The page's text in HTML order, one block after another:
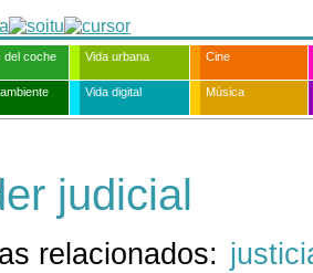
del coche Vida urbana Cine
Vida digital Música
judicial
relacionados: